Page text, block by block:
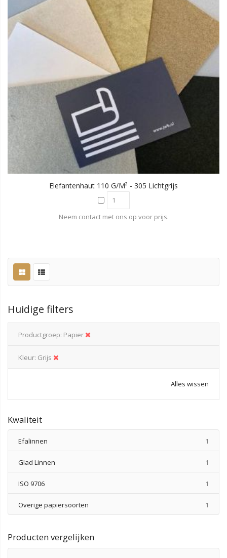
Elefantenhaut 110 G/m² - 305 Lichtgrijs
Neem contact met ons op voor prijs.
Huidige filters
Productgroep Papier
Kleur Grijs
Alles wissen
Kwaliteit
Efalinnen 1
Glad Linnen 1
ISO 9706 1
Overige papiersoorten 1
Producten vergelijken